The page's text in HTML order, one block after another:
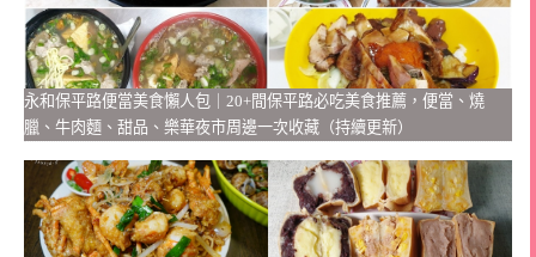
永和保平路便當美食懶人包｜20+間保平路必吃美食推薦，便當、燒
臘、牛肉麵、甜品、樂華夜市周邊一次收藏（持續更新）